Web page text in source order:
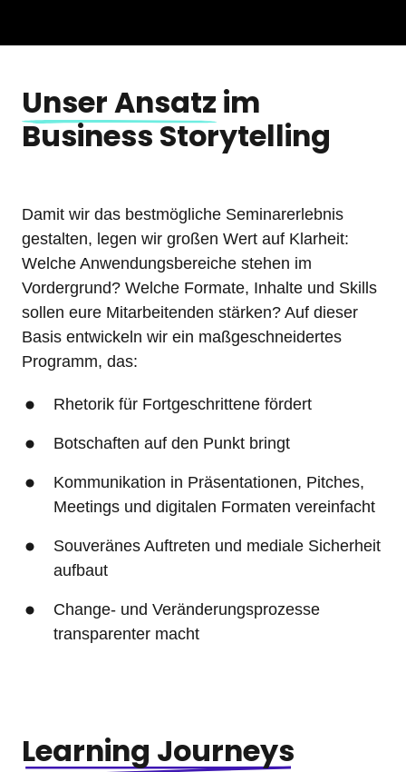
Unser Ansatz im
Business Storytelling
Damit wir das bestmögliche Seminarerlebnis
gestalten, legen wir großen Wert auf Klarheit:
Welche Anwendungsbereiche stehen im
Vordergrund? Welche Formate, Inhalte und Skills
sollen eure Mitarbeitenden stärken? Auf dieser
Basis entwickeln wir ein maßgeschneidertes
Programm, das:
Rhetorik für Fortgeschrittene fördert
Botschaften auf den Punkt bringt
Kommunikation in Präsentationen, Pitches,
Meetings und digitalen Formaten vereinfacht
Souveränes Auftreten und mediale Sicherheit
aufbaut
Change- und Veränderungsprozesse
transparenter macht
Learning Journeys